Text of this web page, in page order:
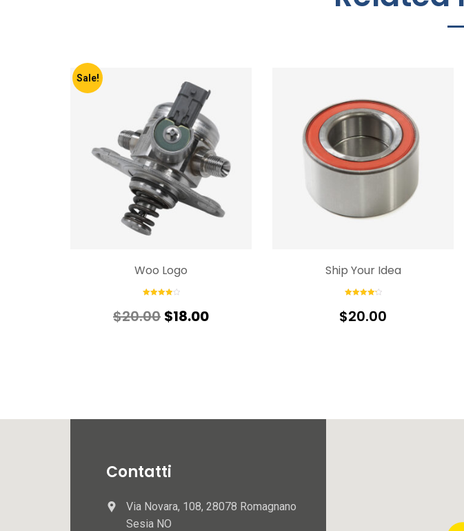
Sale!
Woo Logo
of 5
$20.00 $18.00
Ship Your Idea
$20.00
Contatti
Via Novara, 108, 28078 Romagnano
Sesia NO